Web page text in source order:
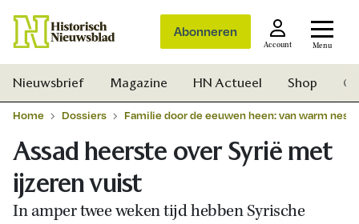
Abonneren
Account Menu
Nieuwsbrief Magazine HN Actueel Shop
Home Dossiers Familie door de eeuwen heen: van warm nest
Assad heerste over Syrië met
ijzeren vuist
In amper twee weken tijd hebben Syrische